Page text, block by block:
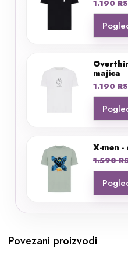
1.190
majica
1.190
X-men
1.590
Povezani proizvodi
Ovaj